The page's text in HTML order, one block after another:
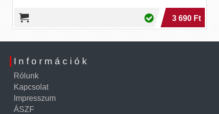
3 690 Ft
Információk
Rólunk
Kapcsolat
Impresszum
ÁSZF